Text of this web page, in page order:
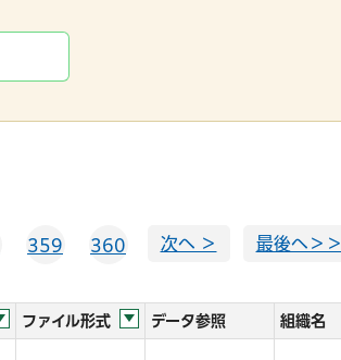
359 360 次へ ＞ 最後へ＞＞
ファイル形式 データ参照 組織名